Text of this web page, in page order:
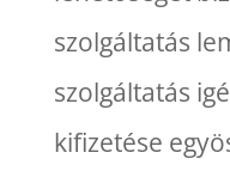
szolgáltatás
szolgáltatás
kifizetése